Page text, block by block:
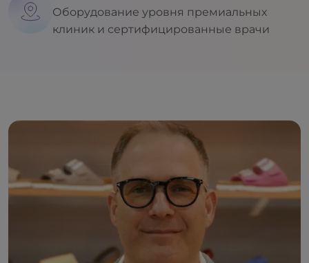
Оборудование уровня премиальных
клиник и сертифицированные врачи